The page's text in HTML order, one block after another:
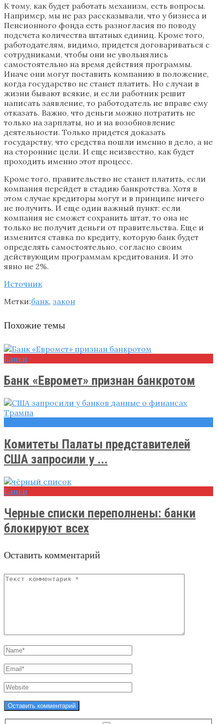
К тому, как будет работать механизм, есть вопросы.
Например, мы не раз рассказывали, что у бизнеса и
Пенсионного фонда есть разногласия по поводу
подсчета количества штатных единиц. Кроме того,
работодателям, видимо, придется договариваться с
сотрудниками, чтобы они не увольнялись
самостоятельно на время действия программы.
Иначе они могут поставить компанию в положение,
когда государство не станет платить. Но случаи в
жизни бывают всякие, и если работник решит
написать заявление, то работодатель не вправе ему
отказать. Важно, что деньги можно потратить не
только на зарплаты, но и на возобновление
деятельности. Только придется доказать
государству, что средства пошли именно в дело, а не
на сторонние цели. И еще неизвестно, как будет
проходить именно этот процесс.
Кроме того, правительство не станет платить, если
компания перейдет в стадию банкротства. Хотя в
этом случае кредиторы могут и в принципе ничего
не получить. И еще один важный пункт: если
компания не сможет сохранить штат, то она не
только не получит деньги от правительства. Еще и
изменится ставка по кредиту, которую банк будет
определять самостоятельно, согласно своим
действующим программам кредитования. И это
явно не 2%.
Источник
Метки:банк, закон
Похожие темы
Банки
Банк «Евромет» признан банкротом
Комитеты Палаты представителей
США запросили у ...
Банки
Черные списки переполнены: банки
блокируют всех
Оставить комментарий